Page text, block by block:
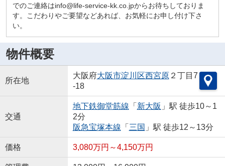
でのご連絡はinfo@life-service-kk.co.jpからお待ちしておりま
す。こだわりやご要望などあれば、お気軽にお申し付け下さ
い。
物件概要
所在地
大阪府大阪市淀川区西宮原２丁目7
-18
交通
地下鉄御堂筋線 「 新大阪 」駅 徒歩10～1
2分
阪急宝塚本線 「 三国 」駅 徒歩12～13分
価格 3,080万円～4,150万円